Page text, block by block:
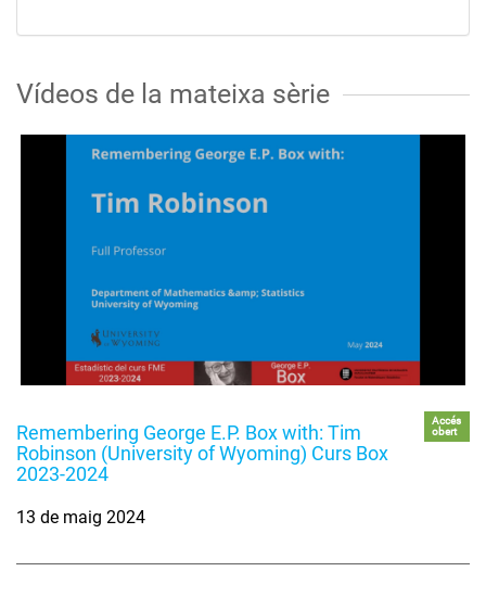
Vídeos de la mateixa sèrie
Remembering George E.P. Box with: Tim
Robinson (University of Wyoming) Curs Box
2023-2024
Accés
obert
13 de maig 2024